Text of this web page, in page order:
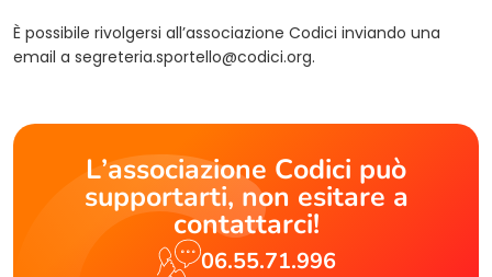
È possibile rivolgersi all’associazione Codici inviando una
email a segreteria.sportello@codici.org.
L’associazione Codici può
supportarti, non esitare a
contattarci!
06.55.71.996